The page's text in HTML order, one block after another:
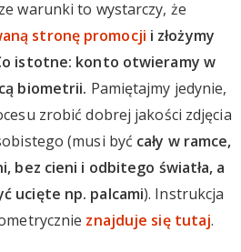
warunki to wystarczy, że
stronę promocji i złożymy
istotne: konto otwieramy w
biometrii. Pamiętajmy jedynie,
zrobić dobrej jakości zdjęcia
(musi być cały w ramce,
bez cieni i odbitego światła, a
ucięte np. palcami). Instrukcja
znajduje się tutaj.